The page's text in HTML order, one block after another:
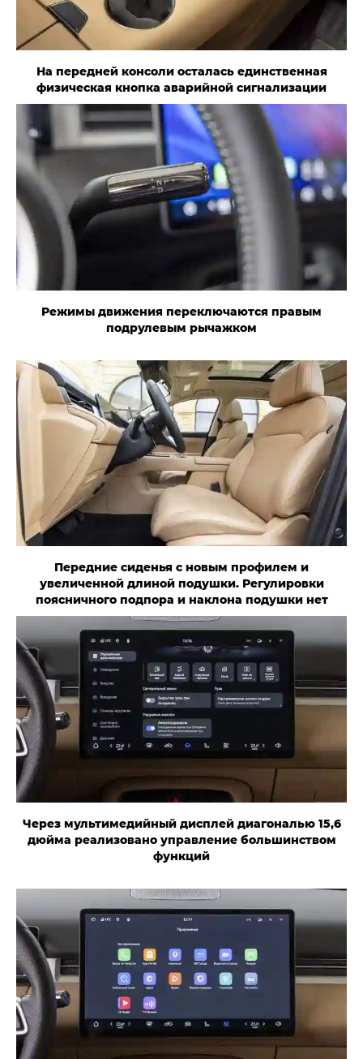
На передней консоли осталась единственная
физическая кнопка аварийной сигнализации
Режимы движения переключаются правым
подрулевым рычажком
Передние сиденья с новым профилем и
увеличенной длиной подушки. Регулировки
поясничного подпора и наклона подушки нет
Через мультимедийный дисплей диагональю 15,6
дюйма реализовано управление большинством
функций